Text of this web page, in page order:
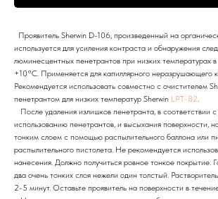
Проявитель Sherwin D-106, произведенный на
используется для усиления контраста и обнаружения
люминесцентных пенетрантов при низких температурах
+10°С. Применяется для капиллярного неразрушающего
Рекомендуется использовать совместно с очистителем
пенетрантом для низких температур Sherwin LPT-82.
После удаления излишков пенетранта, в соответствии
использованию пенетрантов, и высыхания поверхности,
тонким слоем с помощью распылительного баллона или
распылительного пистолета. Не рекомендуется
нанесения. Должно получиться ровное тонкое покрытие.
два очень тонких слоя нежели один толстый.
2-5 минут. Оставьте проявитель на поверхности в